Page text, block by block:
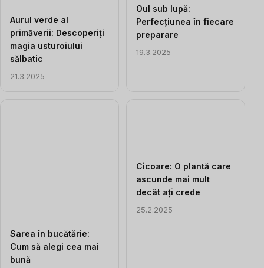
Aurul verde al
primăverii: Descoperiți
magia usturoiului
sălbatic
21.3.2025
Oul sub lupă:
Perfecțiunea în fiecare
preparare
19.3.2025
Sarea în bucătărie:
Cum să alegi cea mai
bună
Cicoare: O plantă care
ascunde mai mult
decât ați crede
25.2.2025